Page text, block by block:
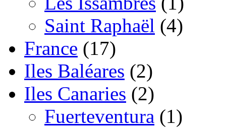
Saint Raphaël (4)
France (17)
Iles Baléares (2)
Iles Canaries (2)
Fuerteventura (1)